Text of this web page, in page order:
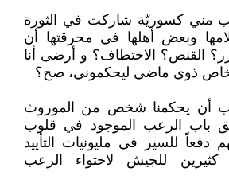
مني كسوريّة شاركت في الثورة
وبعض أهلها في محرقتها أن
القنص؟ الاختطاف؟ و أرضى أنا
بأشخاص ذوي ماضي ليحكموني، صح؟
أن يحكمنا شخص من الموروث
باب الرعب الموجود في قلوب
دفعاً للسير في مليونيات التأييد
للجيش لاحتواء الرعب